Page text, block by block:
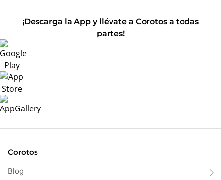
¡Descarga la App y llévate a Corotos a todas
partes!
Corotos
Blog